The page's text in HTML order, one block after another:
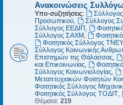
Ανακοινώσεις
Υπο-συζητήσεις:
Προσωπικού
Σύλλογος
Σύλλογος ΕΕΔΙΠ
Σύλλογος ΣΑΧΜ
Φοιτητικός Σύλλογος ΤΝΕΥ
Σύλλογος Κοινωνικής
Επιστημών της Θάλασσας
και Επικοινωνίας
Σύλλογος Κοινωνιολογίας
Μεταπτυχιακών Φοιτητών
Φοιτητικός Σύλλογος
Φοιτητικός Σύλλογος ΤΟΔΙΤ
Θέματα: 219